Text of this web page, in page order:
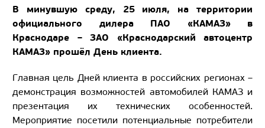
В минувшую среду, 25 июля, на территории
официального дилера ПАО «КАМАЗ» в
Краснодаре – ЗАО «Краснодарский автоцентр
КАМАЗ» прошёл День клиента.
Главная цель Дней клиента в российских регионах –
демонстрация возможностей автомобилей КАМАЗ и
презентация их технических особенностей.
Мероприятие посетили потенциальные потребители